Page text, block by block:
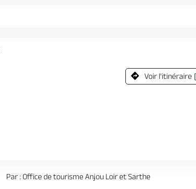
Voir l'itinéraire
Par : Office de tourisme Anjou Loir et Sarthe